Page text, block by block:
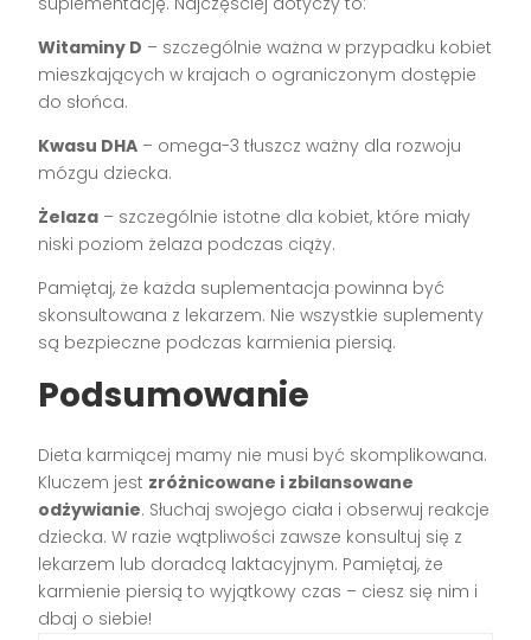
Witaminy D – szczególnie ważna w przypadku kobiet
mieszkających w krajach o ograniczonym dostępie
do słońca.
Kwasu DHA – omega-3 tłuszcz ważny dla rozwoju
mózgu dziecka.
Żelaza – szczególnie istotne dla kobiet, które miały
niski poziom żelaza podczas ciąży.
Pamiętaj, że każda suplementacja powinna być
skonsultowana z lekarzem. Nie wszystkie suplementy
są bezpieczne podczas karmienia piersią.
Podsumowanie
Dieta karmiącej mamy nie musi być skomplikowana.
Kluczem jest zróżnicowane i zbilansowane
odżywianie. Słuchaj swojego ciała i obserwuj reakcje
dziecka. W razie wątpliwości zawsze konsultuj się z
lekarzem lub doradcą laktacyjnym. Pamiętaj, że
karmienie piersią to wyjątkowy czas – ciesz się nim i
dbaj o siebie!